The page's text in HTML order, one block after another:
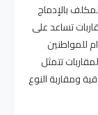
بالإدماج
تساعد على
للمواطنين
تتمثل
ومقاربة النوع